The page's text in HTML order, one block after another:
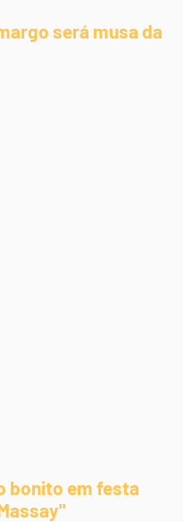
será musa da
bonito em festa